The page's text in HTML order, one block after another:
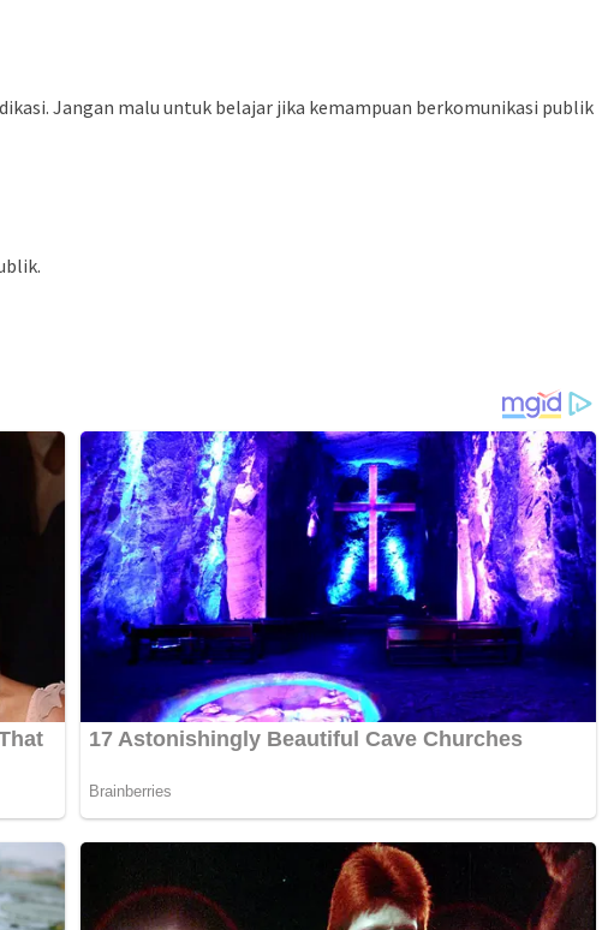
Jangan malu untuk belajar jika kemampuan berkomunikasi publik